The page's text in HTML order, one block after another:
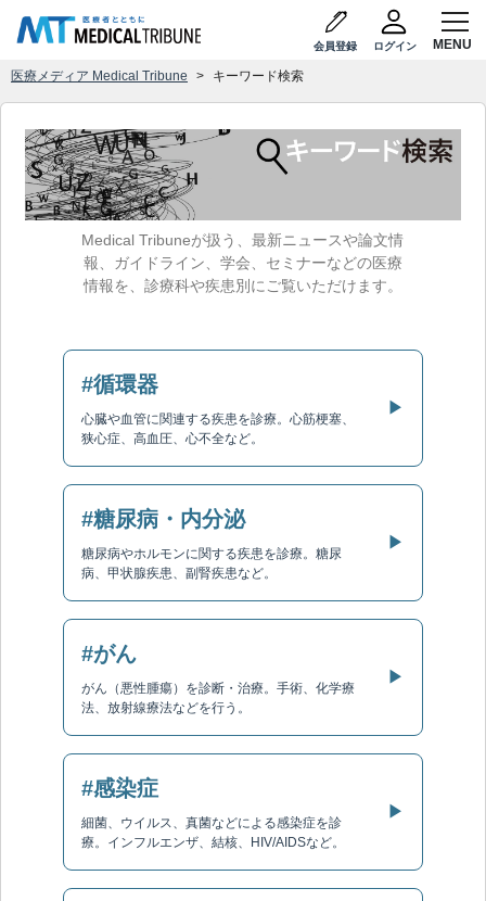
会員登録 ログイン
医療メディア Medical Tribune キーワード検索
Medical Tribuneが扱う、最新ニュースや論文情
報、ガイドライン、学会、セミナーなどの医療
情報を、診療科や疾患別にご覧いただけます。
#循環器
心臓や血管に関連する疾患を診療。心筋梗塞、
狭心症、高血圧、心不全など。
▶
#糖尿病・内分泌
糖尿病やホルモンに関する疾患を診療。糖尿
病、甲状腺疾患、副腎疾患など。
▶
#がん
がん（悪性腫瘍）を診断・治療。手術、化学療
法、放射線療法などを行う。
▶
#感染症
細菌、ウイルス、真菌などによる感染症を診
療。インフルエンザ、結核、HIV/AIDSなど。
▶